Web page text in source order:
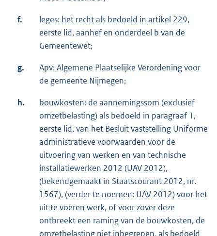
f.
leges: het recht als bedoeld in artikel 229,
eerste lid, aanhef en onderdeel b van de
Gemeentewet;
g.
Apv: Algemene Plaatselijke Verordening voor
de gemeente Nijmegen;
h.
bouwkosten: de aannemingssom (exclusief
omzetbelasting) als bedoeld in paragraaf 1,
eerste lid, van het Besluit vaststelling Uniforme
administratieve voorwaarden voor de
uitvoering van werken en van technische
installatiewerken 2012 (UAV 2012),
(bekendgemaakt in Staatscourant 2012, nr.
1567), (verder te noemen: UAV 2012) voor het
uit te voeren werk, of voor zover deze
ontbreekt een raming van de bouwkosten, de
omzetbelasting niet inbegrepen, als bedoeld